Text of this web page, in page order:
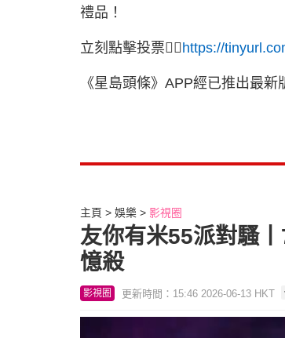
禮品！
立刻點擊投票👉🏻https://
《星島頭條》APP經已推出最
主頁 娛樂 影視圈
友你有米55派對騷
憶殺
影視圈 更新時間：15:46 2026-06-13 HKT